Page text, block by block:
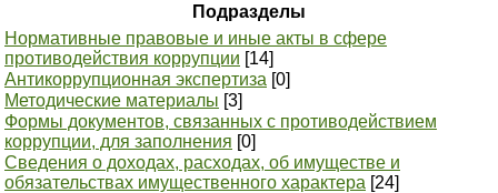
Подразделы
Нормативные правовые и иные акты в сфере
противодействия коррупции [14]
Антикоррупционная экспертиза [0]
Методические материалы [3]
Формы документов, связанных с противодействием
коррупции, для заполнения [0]
Сведения о доходах, расходах, об имуществе и
обязательствах имущественного характера [24]